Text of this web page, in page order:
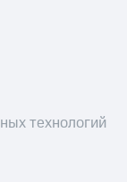
технологий